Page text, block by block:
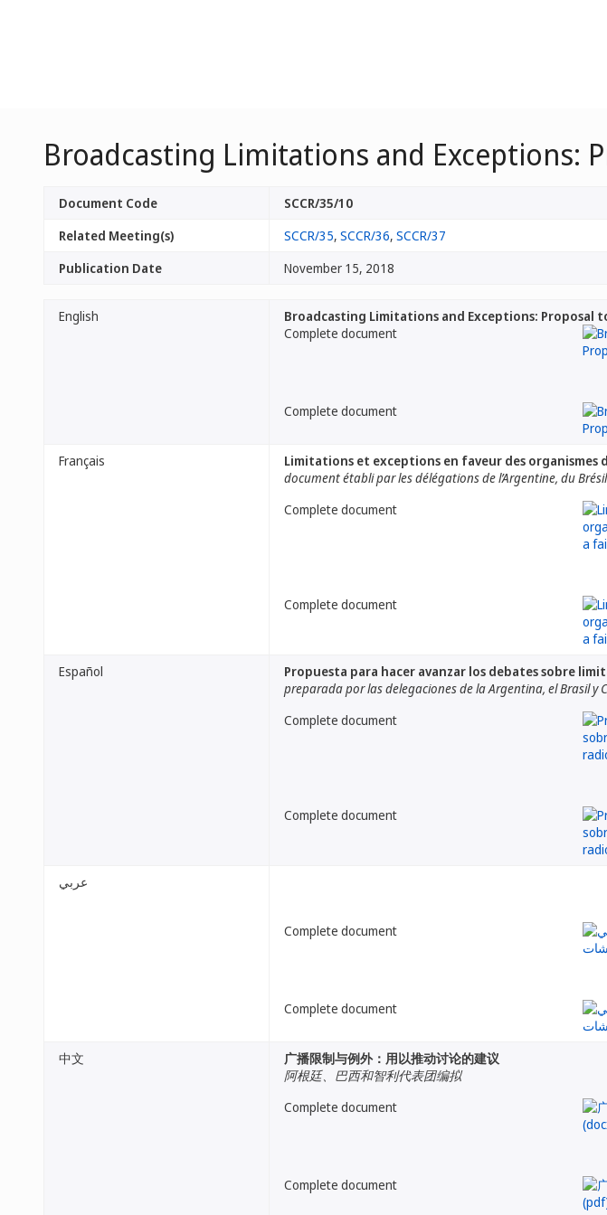
Broadcasting Limitations and Exceptions:
Document Code
SCCR/35/10
Related Meeting(s)
SCCR/35, SCCR/36, SCCR/37
Publication Date
November 15, 2018
English
Broadcasting Limitations and Exceptions: Proposal
Complete document
Complete document
Français
Limitations et exceptions en faveur des
document établi par les délégations de l’Argentine, du
Complete document
Complete document
Español
Propuesta para hacer avanzar los debates sobre
preparada por las delegaciones de la Argentina, el Brasil y
Complete document
Complete document
عربي
Complete document
Complete document
中文
广播限制与例外：用以推动讨论的建议
阿根廷、巴西和智利代表团编拟
Complete document
Complete document